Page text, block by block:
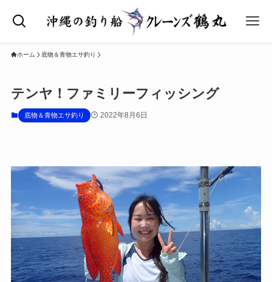
ホーム 底物＆青物エサ釣り
テンヤ！ファミリーフィッシング
底物＆青物エサ釣り 2022年8月6日